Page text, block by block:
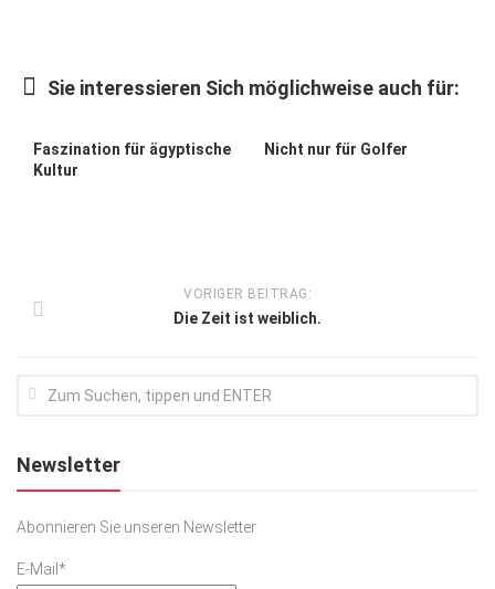
Lifestyle
Podcast
Sie interessieren Sich möglichweise auch für:
Faszination für ägyptische
Kultur
Nicht nur für Golfer
VORIGER BEITRAG:
Die Zeit ist weiblich.
Newsletter
Abonnieren Sie unseren Newsletter
E-Mail*